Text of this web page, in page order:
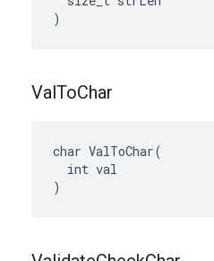
)
ValToChar
char ValToChar(
  int val
)